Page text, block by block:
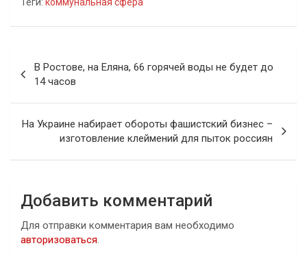
Теги: коммунальная сфера
по
записям
В Ростове, на Еляна, 66 горячей воды не будет до
14 часов
На Украине набирает обороты фашистский бизнес –
изготовление клеймений для пыток россиян
Добавить комментарий
Для отправки комментария вам необходимо
авторизоваться.